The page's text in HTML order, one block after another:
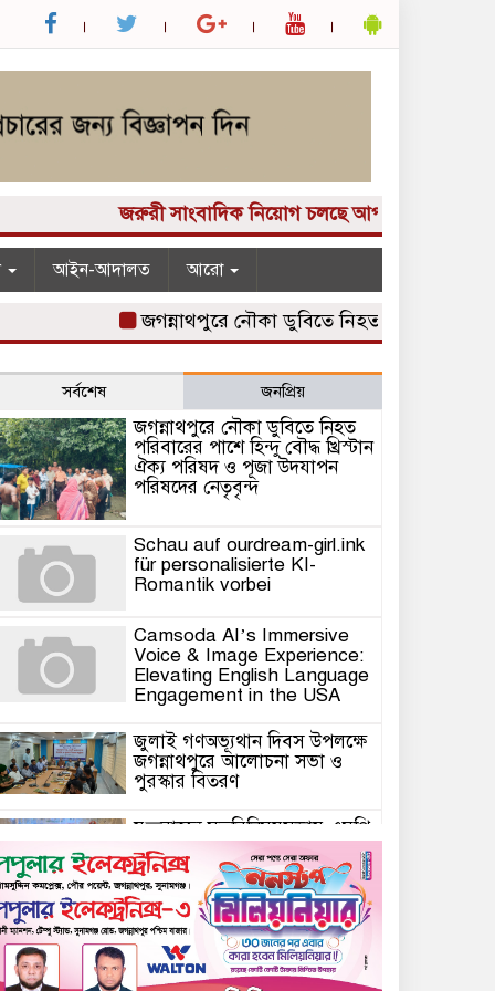
জরুরী সাংবাদিক নিয়োগ চলছে আপনার কাছে একটি
আইন-আদালত আরো
জগন্নাথপুরে নৌকা ডুবিতে নিহত পরিবারের পাশে
সর্বশেষ জনপ্রিয়
জগন্নাথপুরে নৌকা ডুবিতে নিহত
পরিবারের পাশে হিন্দু বৌদ্ধ খ্রিস্টান
ঐক্য পরিষদ ও পূজা উদযাপন
পরিষদের নেতৃবৃন্দ
Schau auf ourdream-girl.ink
für personalisierte KI-
Romantik vorbei
Camsoda AI’s Immersive
Voice & Image Experience:
Elevating English Language
Engagement in the USA
জুলাই গণঅভ্যূথান দিবস উপলক্ষে
জগন্নাথপুরে আলোচনা সভা ও
পুরস্কার বিতরণ
যুক্তরাজ্যে মতবিনিময়সভায় এমপি
কয়ছর এম আহমেদ: জগন্নাথপুর-
শান্তিগঞ্জ আর কখনো অবহেলিত
থাকবে না
Come l’AI in Conversazione
Golove Mantiene Risposte
Naturali e Rapide